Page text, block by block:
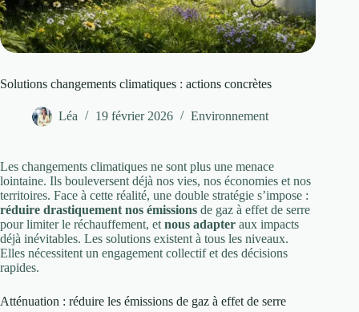
Solutions changements climatiques : actions concrètes
Léa 19 février 2026 Environnement
Les changements climatiques ne sont plus une menace
lointaine. Ils bouleversent déjà nos vies, nos économies et nos
territoires. Face à cette réalité, une double stratégie s’impose :
réduire drastiquement nos émissions de gaz à effet de serre
pour limiter le réchauffement, et nous adapter aux impacts
déjà inévitables. Les solutions existent à tous les niveaux.
Elles nécessitent un engagement collectif et des décisions
rapides.
Atténuation : réduire les émissions de gaz à effet de serre